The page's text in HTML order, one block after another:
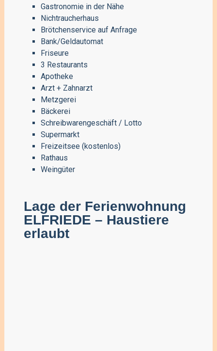
Gastronomie in der Nähe
Nichtraucherhaus
Brötchenservice auf Anfrage
Bank/Geldautomat
Friseure
3 Restaurants
Apotheke
Arzt + Zahnarzt
Metzgerei
Bäckerei
Schreibwarengeschäft / Lotto
Supermarkt
Freizeitsee (kostenlos)
Rathaus
Weingüter
Lage der Ferienwohnung
ELFRIEDE – Haustiere
erlaubt